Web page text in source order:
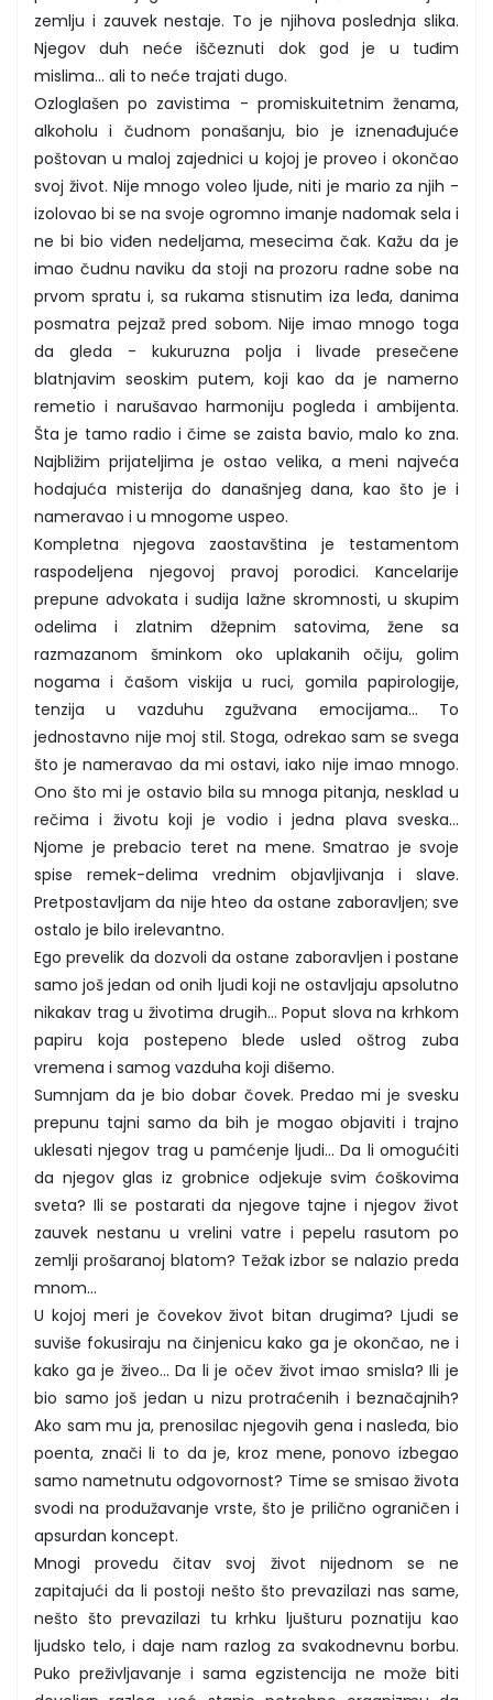
zemlju i zauvek nestaje. To je njihova poslednja slika.
Njegov duh neće iščeznuti dok god je u tuđim
mislima... ali to neće trajati dugo.
Ozloglašen po zavistima - promiskuitetnim ženama,
alkoholu i čudnom ponašanju, bio je iznenađujuće
poštovan u maloj zajednici u kojoj je proveo i okončao
svoj život. Nije mnogo voleo ljude, niti je mario za njih -
izolovao bi se na svoje ogromno imanje nadomak sela i
ne bi bio viđen nedeljama, mesecima čak. Kažu da je
imao čudnu naviku da stoji na prozoru radne sobe na
prvom spratu i, sa rukama stisnutim iza leđa, danima
posmatra pejzaž pred sobom. Nije imao mnogo toga
da gleda - kukuruzna polja i livade presečene
blatnjavim seoskim putem, koji kao da je namerno
remetio i narušavao harmoniju pogleda i ambijenta.
Šta je tamo radio i čime se zaista bavio, malo ko zna.
Najbližim prijateljima je ostao velika, a meni najveća
hodajuća misterija do današnjeg dana, kao što je i
nameravao i u mnogome uspeo.
Kompletna njegova zaostavština je testamentom
raspodeljena njegovoj pravoj porodici. Kancelarije
prepune advokata i sudija lažne skromnosti, u skupim
odelima i zlatnim džepnim satovima, žene sa
razmazanom šminkom oko uplakanih očiju, golim
nogama i čašom viskija u ruci, gomila papirologije,
tenzija u vazduhu zgužvana emocijama... To
jednostavno nije moj stil. Stoga, odrekao sam se svega
što je nameravao da mi ostavi, iako nije imao mnogo.
Ono što mi je ostavio bila su mnoga pitanja, nesklad u
rečima i životu koji je vodio i jedna plava sveska...
Njome je prebacio teret na mene. Smatrao je svoje
spise remek-delima vrednim objavljivanja i slave.
Pretpostavljam da nije hteo da ostane zaboravljen; sve
ostalo je bilo irelevantno.
Ego prevelik da dozvoli da ostane zaboravljen i postane
samo još jedan od onih ljudi koji ne ostavljaju apsolutno
nikakav trag u životima drugih... Poput slova na krhkom
papiru koja postepeno blede usled oštrog zuba
vremena i samog vazduha koji dišemo.
Sumnjam da je bio dobar čovek. Predao mi je svesku
prepunu tajni samo da bih je mogao objaviti i trajno
uklesati njegov trag u pamćenje ljudi... Da li omogućiti
da njegov glas iz grobnice odjekuje svim ćoškovima
sveta? Ili se postarati da njegove tajne i njegov život
zauvek nestanu u vrelini vatre i pepelu rasutom po
zemlji prošaranoj blatom? Težak izbor se nalazio preda
mnom...
U kojoj meri je čovekov život bitan drugima? Ljudi se
suviše fokusiraju na činjenicu kako ga je okončao, ne i
kako ga je živeo... Da li je očev život imao smisla? Ili je
bio samo još jedan u nizu protraćenih i beznačajnih?
Ako sam mu ja, prenosilac njegovih gena i nasleđa, bio
poenta, znači li to da je, kroz mene, ponovo izbegao
samo nametnutu odgovornost? Time se smisao života
svodi na produžavanje vrste, što je prilično ograničen i
apsurdan koncept.
Mnogi provedu čitav svoj život nijednom se ne
zapitajući da li postoji nešto što prevazilazi nas same,
nešto što prevazilazi tu krhku ljušturu poznatiju kao
ljudsko telo, i daje nam razlog za svakodnevnu borbu.
Puko preživljavanje i sama egzistencija ne može biti